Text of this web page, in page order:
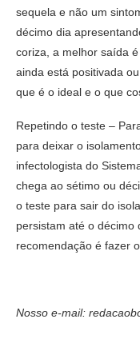
sequela e não um
décimo dia
coriza, a melhor saída
ainda está positivada
que é o ideal e o que
Repetindo o teste –
para deixar o
infectologista do
chega ao sétimo ou
o teste para sair do
persistam até o décimo
recomendação é fazer
Nosso e-mail: